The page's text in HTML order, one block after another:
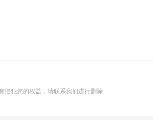
侵犯您的权益，请联系我们进行删除